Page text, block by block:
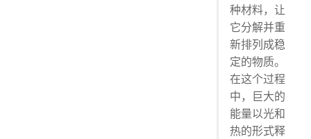
种材料，让
它分解并重
新排列成稳
定的物质。
在这个过程
中，巨大的
能量以光和
热的形式释